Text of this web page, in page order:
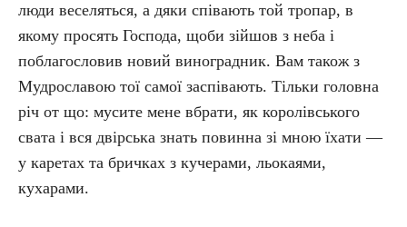
люди веселяться, а дяки співають той тропар, в
якому просять Господа, щоби зійшов з неба і
поблагословив новий виноградник. Вам також з
Мудрославою тої самої заспівають. Тільки головна
річ от що: мусите мене вбрати, як королівського
свата і вся двірська знать повинна зі мною їхати —
у каретах та бричках з кучерами, льокаями,
кухарами.